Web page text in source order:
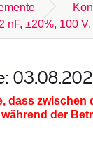
nF, ±20%, 100
dass zwischen
der